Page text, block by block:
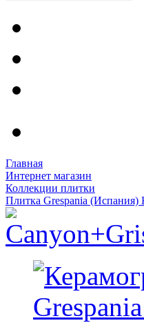
Главная
Интернет магазин
Коллекции плитки
Плитка Grespania (Испания)